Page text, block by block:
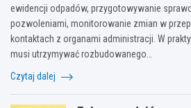
ewidencji odpadów, przygotowywanie
pozwoleniami, monitorowanie zmian w
kontaktach z organami administracji. W
musi utrzymywać rozbudowanego…
Czytaj dalej